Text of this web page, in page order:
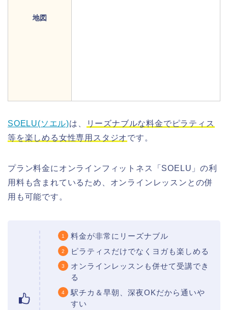
地図
SOELU(ソエル)は、
リーズナブルな料金でピラティス
等を楽しめる女性専用スタジオ です。
プラン料金にオンラインフィットネス「SOELU」の利
用料も含まれているため、オンラインレッスンとの併
用も可能です。
料金が非常にリーズナブル
ピラティスだけでなくヨガも楽しめる
オンラインレッスンも併せて受講でき
る
駅チカ＆早朝、深夜OKだから通いや
すい